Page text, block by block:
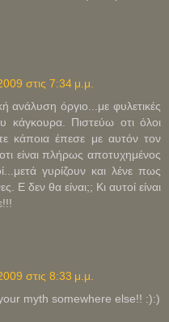
στις 7:34 μ.μ.
ανάλυση όργιο...με φυλετικές
κάγκουρα. Πιστεύω οτι όλοι
κάποια έπεσε με αυτόν τον
είναι πλήρως αποτυχημένος
γυρίζουν και λένε πως
Ε δεν θα είναι;; Κι αυτοί είναι
στις 8:33 μ.μ.
myth somewhere else!! :):)